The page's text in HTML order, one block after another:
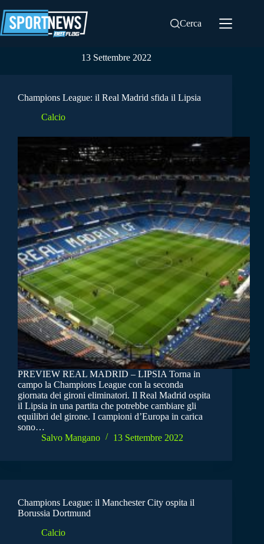
al
contenuto
Cerca
13 Settembre 2022
Champions League: il Real Madrid sfida il Lipsia
Calcio
PREVIEW REAL MADRID – LIPSIA Torna in
campo la Champions League con la seconda
giornata dei gironi eliminatori. Il Real Madrid ospita
il Lipsia in una partita che potrebbe cambiare gli
equilibri del girone. I campioni d’Europa in carica
sono…
Salvo Mangano
13 Settembre 2022
Champions League: il Manchester City ospita il
Borussia Dortmund
Calcio